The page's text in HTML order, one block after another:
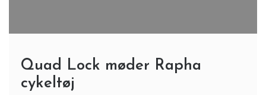
Quad Lock møder Rapha
cykeltøj